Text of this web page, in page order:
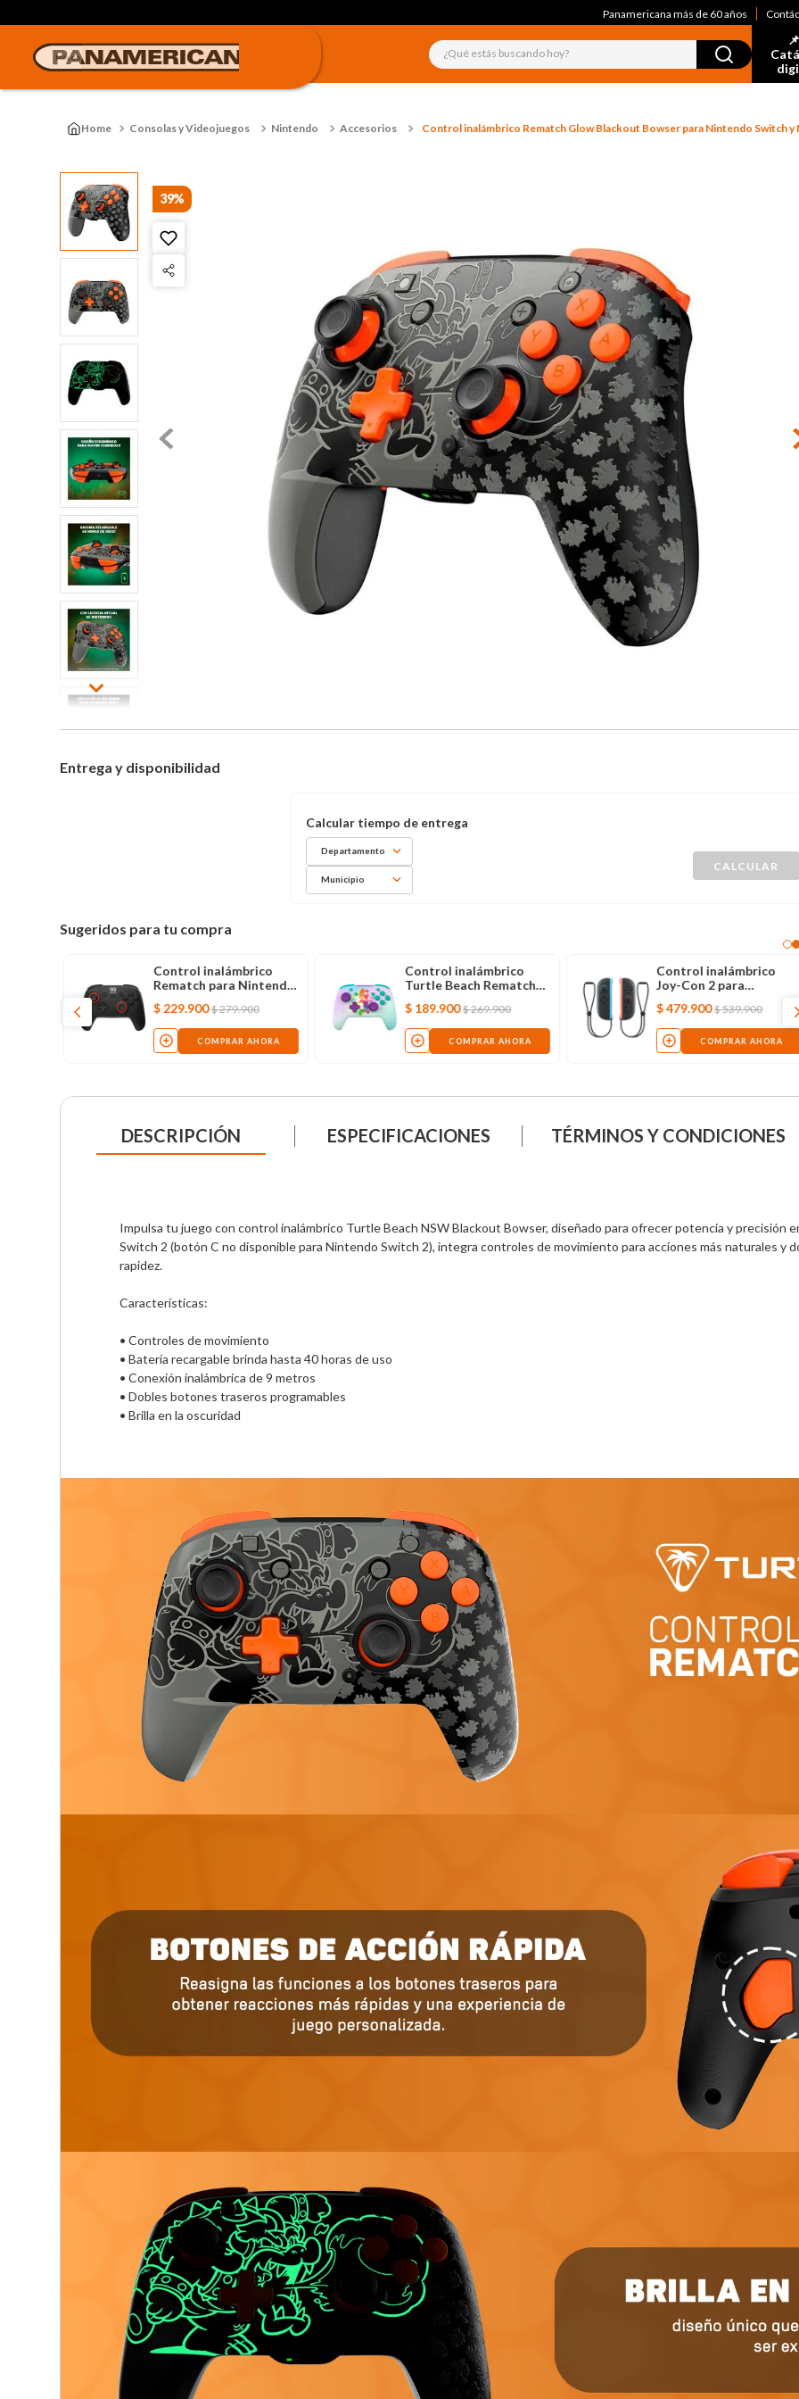
Panamericana más de 60 años
¿Qué estás buscando hoy?
Consolas y Videojuegos Nintendo Accesorios Control inalámbrico Rematch Glow Blackout Bowser para Nintendo Switch y
39%
Entrega y disponibilidad
Departamento
Municipio
Sugeridos para tu compra
Control inalámbrico
Rematch para Nintendo
Switch 2, negro
$ 229.900 $279.900
COMPRAR AHORA
Control inalámbrico
Turtle Beach Rematch
Mario Invencible para
Nintendo Switch
$ 189.900 $269.900
COMPRAR AHORA
Control inalámbrico
Joy-Con 2 para
Nintendo Switch 2
$479.900 $539.900
COMPRAR AHORA
DESCRIPCIÓN ESPECIFICACIONES TÉRMINOS Y CONDICIONES
Impulsa tu juego con control inalámbrico Turtle Beach NSW Blackout Bowser, diseñado para ofrecer potencia y precisión
Switch 2 (botón C no disponible para Nintendo Switch 2), integra controles de movimiento para acciones más naturales y
rapidez.
Características:
• Controles de movimiento
• Batería recargable brinda hasta 40 horas de uso
• Conexión inalámbrica de 9 metros
• Dobles botones traseros programables
• Brilla en la oscuridad